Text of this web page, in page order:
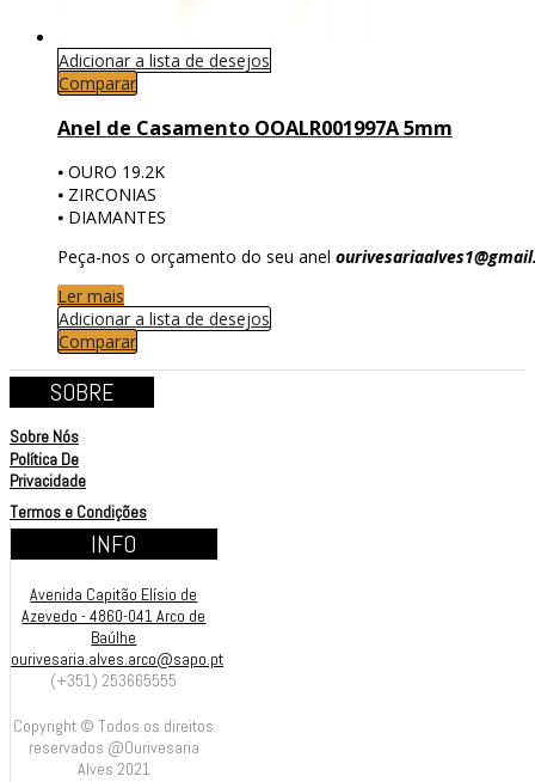
Adicionar a lista de desejos
Comparar
Anel de Casamento OOALR001997A 5mm
⦁ OURO 19.2K
⦁ ZIRCONIAS
⦁ DIAMANTES
Peça-nos o orçamento do seu anel
Ler mais
Adicionar a lista de desejos
Comparar
SOBRE
Sobre Nós
Política De
Privacidade
Termos e Condições
INFO
Avenida Capitão Elísio de
Azevedo - 4860-041 Arco de
Baúlhe
ourivesaria.alves.arco@sapo.pt
(+351) 253665555
Copyright © Todos os direitos
reservados @Ourivesaria
Alves 2021